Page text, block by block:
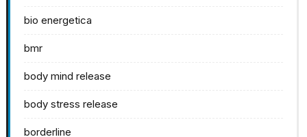
bio energetica
bmr
body mind release
body stress release
borderline